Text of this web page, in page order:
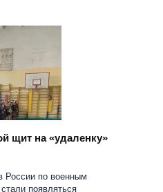
щит на «удаленку»
России по военным
появляться